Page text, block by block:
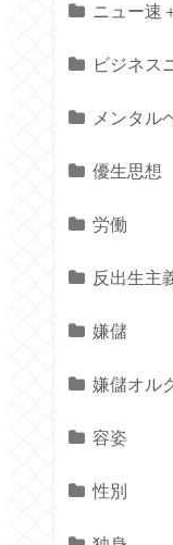
ニュー速
ビジネス
メンタル
優生思想
労働
反出生主
嫌儲
嫌儲オル
容姿
性別